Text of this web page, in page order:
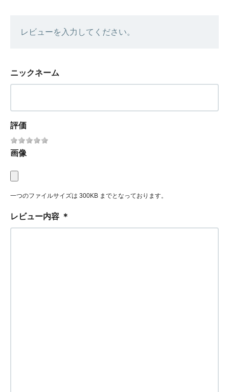
レビューを入力してください。
ニックネーム
評価
画像
一つのファイルサイズは 300KB までとなっております。
レビュー内容 ＊